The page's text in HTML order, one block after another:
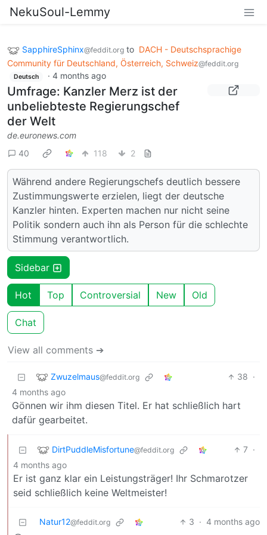
NekuSoul-Lemmy
SapphireSphinx@feddit.org to DACH - Deutschsprachige
Community für Deutschland, Österreich, Schweiz@feddit.org
Deutsch · 4 months ago
Umfrage: Kanzler Merz ist der
unbeliebteste Regierungschef
der Welt
de.euronews.com
40
118 2
Während andere Regierungschefs deutlich bessere
Zustimmungswerte erzielen, liegt der deutsche
Kanzler hinten. Experten machen nur nicht seine
Politik sondern auch ihn als Person für die schlechte
Stimmung verantwortlich.
Sidebar
Hot Top Controversial New Old
Chat
View all comments ➔
Zwuzelmaus@feddit.org 38 ·
4 months ago
Gönnen wir ihm diesen Titel. Er hat schließlich hart
dafür gearbeitet.
DirtPuddleMisfortune@feddit.org 7 ·
4 months ago
Er ist ganz klar ein Leistungsträger! Ihr Schmarotzer
seid schließlich keine Weltmeister!
Natur12@feddit.org 3 · 4 months ago